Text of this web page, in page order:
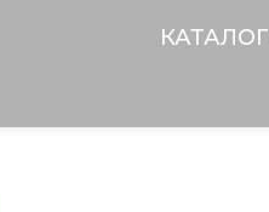
КАТАЛОГ